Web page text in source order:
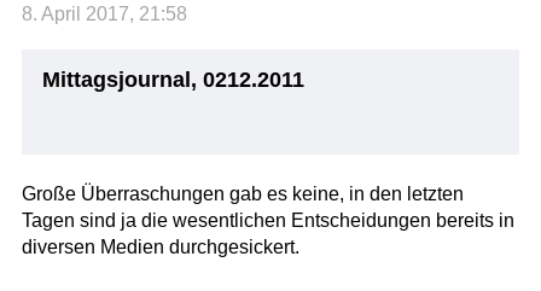
8. April 2017, 21:58
Mittagsjournal, 0212.2011
Große Überraschungen gab es keine, in den letzten
Tagen sind ja die wesentlichen Entscheidungen bereits in
diversen Medien durchgesickert.